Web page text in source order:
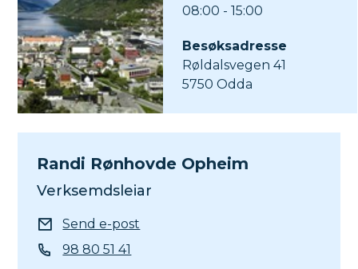
08:00 - 15:00
Besøksadresse
Røldalsvegen 41
5750 Odda
Randi Rønhovde Opheim
Verksemdsleiar
E-postSend e-post
Telefon98 80 51 41